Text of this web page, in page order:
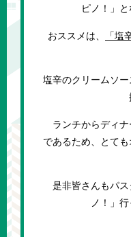
ピノ！」と
おススメは、 「塩
塩辛のクリームソ
ランチからディナ
であるため、とて
是非皆さんもパス
ノ！」